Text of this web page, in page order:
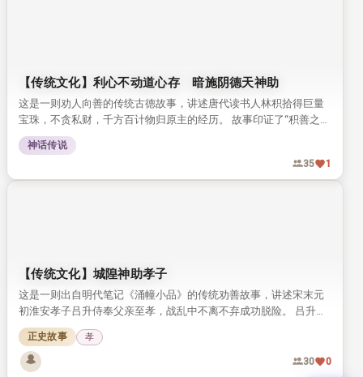
【传统文化】利心不动道心存 暗施阴德天神助
这是一则劝人向善的传统古德故事，讲述唐代读书人林积拾得巨量
宝珠，不贪私财，千方百计物归原主的经历。 故事印证了“积善之家
必有余庆”的古训，传递了修心积德的传统文化理念。
神话传说
35
1
【传统文化】城隍神助孝子
这是一则出自明代笔记《涌幢小品》的传统劝善故事，讲述宋末元
初淮安孝子吕升侍奉父亲至孝，战乱中不离不弃成功脱险。 吕升家
的杏园被土豪霸占，求助城隍神后神明显灵惩戒恶人，最终帮孝子
收回园地，传递了百善孝为先的传统价值观。
正史故事 孝
30 0